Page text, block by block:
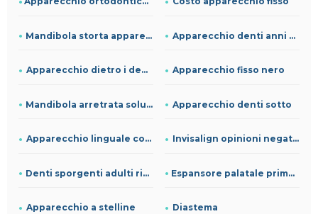
Mandibola storta apparecchio Apparecchio denti anni 80
Apparecchio dietro i denti Apparecchio fisso nero
Mandibola arretrata soluzione Apparecchio denti sotto
Apparecchio linguale costo Invisalign opinioni negative
Denti sporgenti adulti rimedi Espansore palatale prima e dopo
Apparecchio a stelline Diastema